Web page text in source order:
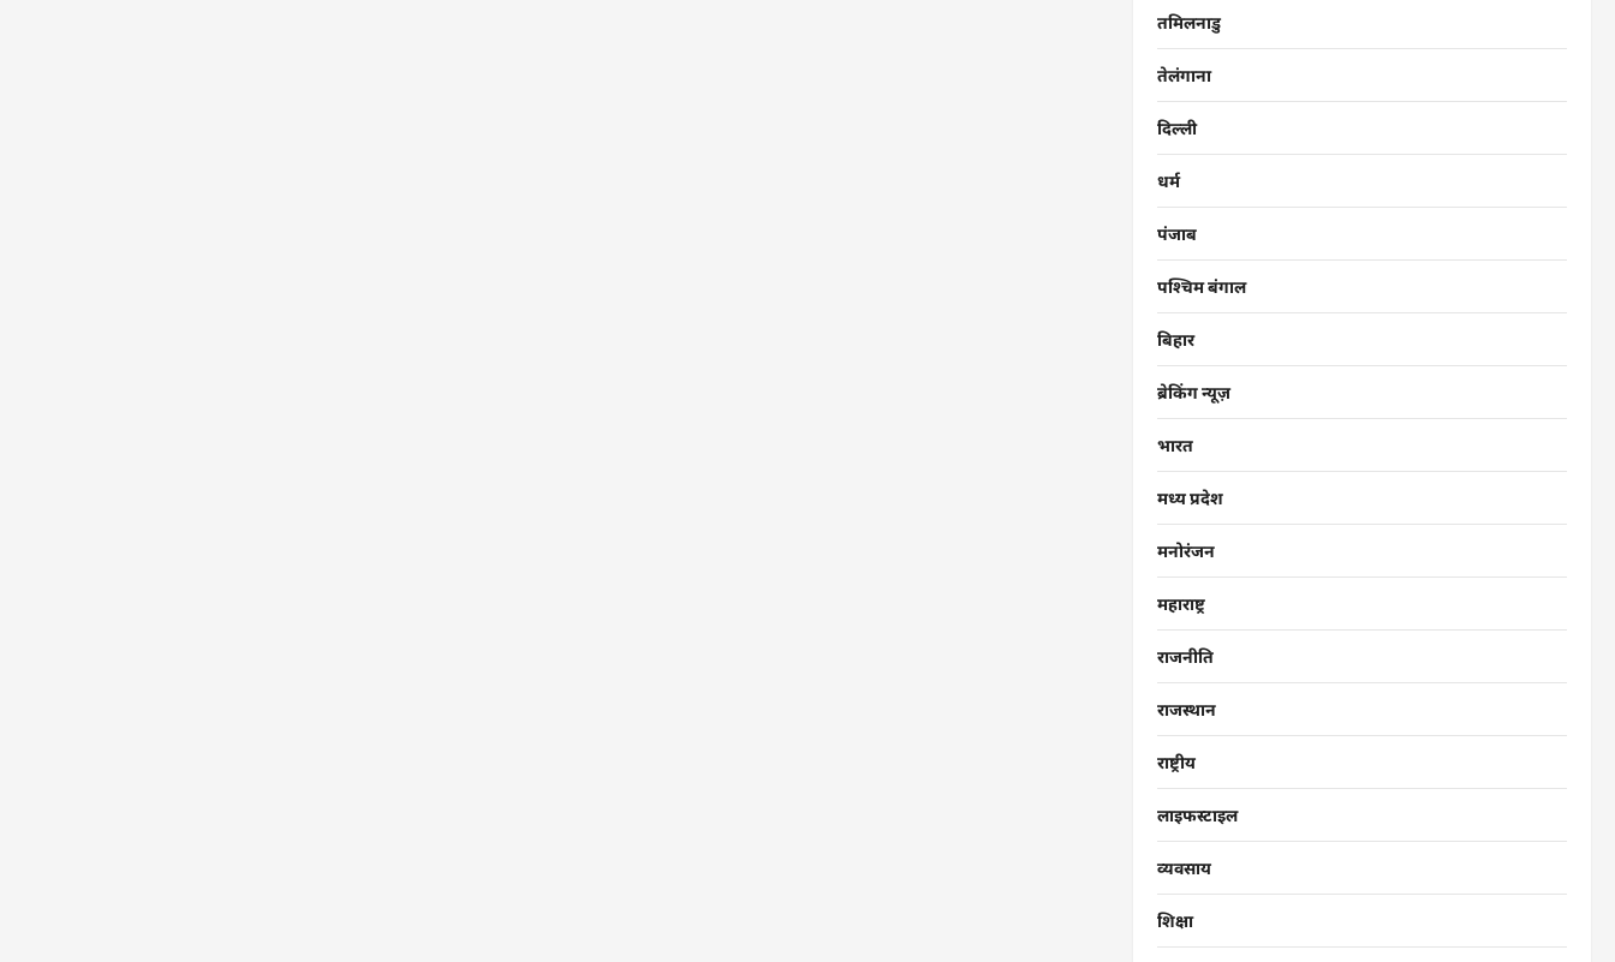
तमिलनाडु
तेलंगाना
दिल्ली
धर्म
पंजाब
पश्चिम बंगाल
बिहार
ब्रेकिंग न्यूज़
भारत
मध्य प्रदेश
मनोरंजन
महाराष्ट्र
राजनीति
राजस्थान
राष्ट्रीय
लाइफस्टाइल
व्यवसाय
शिक्षा